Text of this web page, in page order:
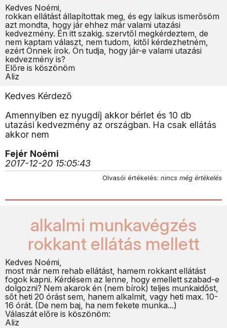
Kedves Noémi,
rokkan ellátást állapítottak meg, és egy laikus ismerősöm
azt mondta, hogy jár ehhez már valami utazási
kedvezmény. Én itt szakig. szervtől megkérdeztem, de
nem kaptam választ, nem tudom, kitől kérdezhetném,
ezért Önnek írok. Ön tudja, hogy jár-e valami utazási
kedvezmény is?
Előre is köszönöm
Aliz
Kedves Kérdező
Amennyiben ez nyugdíj akkor bérlet és 10 db
utazási kedvezmény az országban. Ha csak ellátás
akkor nem
Fejér Noémi
2017-12-20 15:05:43
Olvasói értékelés: nincs még értékelés
alkalmi munkavégzés
rokkant ellátás mellett
Kedves Noémi,
most már nem rehab ellátást, hamem rokkant ellátást
fogok kapni. Kérdésem az lenne, hogy emellett szabad-e
dolgozni? Nem akarok én (nem bírok) teljes munkaidőst,
sőt heti 20 órást sem, hanem alkalmit, vagy heti max. 10-
16 órát. (De nem baj, ha nem fekete munka...)
Válaszát előre is köszönöm:
Aliz